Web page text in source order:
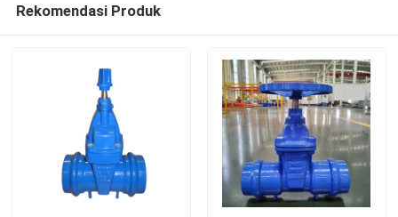
Rekomendasi Produk